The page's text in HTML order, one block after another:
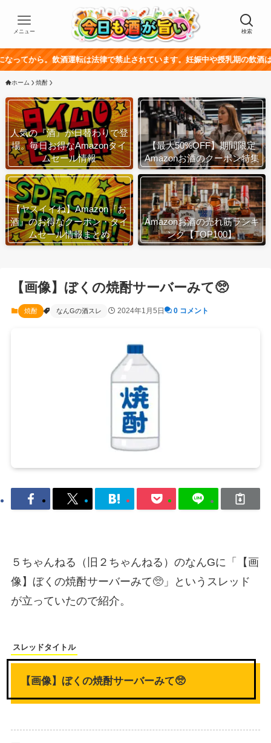
検索
メニュー
転は法律で禁止されています。妊娠中や授乳期の飲酒は、胎児・乳幼児
ホーム 焼酎
人気の『酒』が日替わりで登
場。毎日お得なAmazonタイ
ムセール情報
【最大50%OFF】期間限定
Amazonお酒のクーポン特集
【ヤスイイね】Amazon『お
酒』のお得なクーポン・タイ
ムセール情報まとめ
Amazonお酒の売れ筋ランキ
ング【TOP100】
【画像】ぼくの焼酎サーバーみて🥺
焼酎 なんGの酒スレ 2024年1月5日 0 コメント
５ちゃんねる（旧２ちゃんねる）のなんGに「【画
像】ぼくの焼酎サーバーみて🥺」というスレッド
が立っていたので紹介。
スレッドタイトル
【画像】ぼくの焼酎サーバーみて🥺